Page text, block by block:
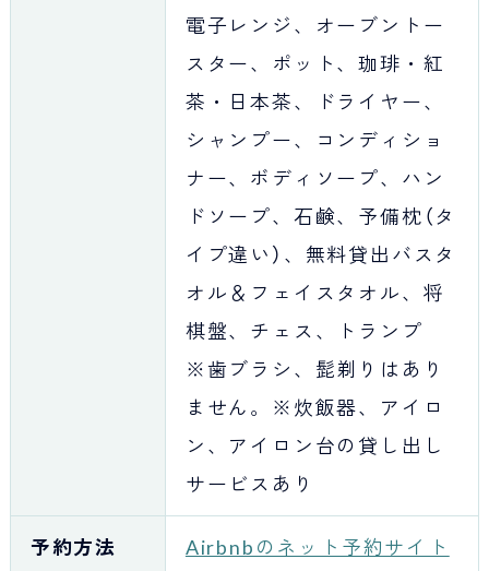
電子レンジ、オーブントー
スター、ポット、珈琲・紅
茶・日本茶、ドライヤー、
シャンプー、コンディショ
ナー、ボディソープ、ハン
ドソープ、石鹸、予備枕（タ
イプ違い）、無料貸出バスタ
オル＆フェイスタオル、将
棋盤、チェス、トランプ
※歯ブラシ、髭剃りはあり
ません。※炊飯器、アイロ
ン、アイロン台の貸し出し
サービスあり
予約方法
Airbnbのネット予約サイト